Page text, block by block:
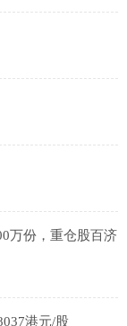
万份，重仓股百济
港元/股